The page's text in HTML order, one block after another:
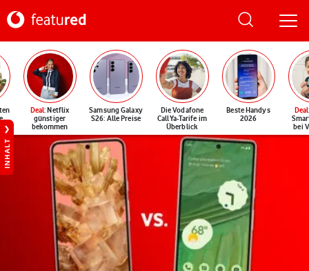
Deal: Netflix
günstiger
bekommen
Samsung Galaxy
S26: Alle Preise
Die Vodafone
CallYa-Tarife im
Überblick
Beste Handys
2026
Deal
bei
INHALT